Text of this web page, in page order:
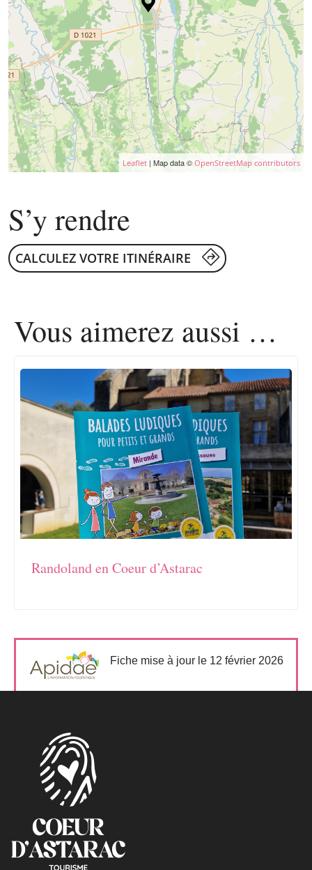
Leaflet | Map data © OpenStreetMap contributors
S’y rendre
CALCULEZ VOTRE ITINÉRAIRE
Vous aimerez aussi …
Randoland en Coeur d’Astarac
Fiche mise à jour le 12 février 2026